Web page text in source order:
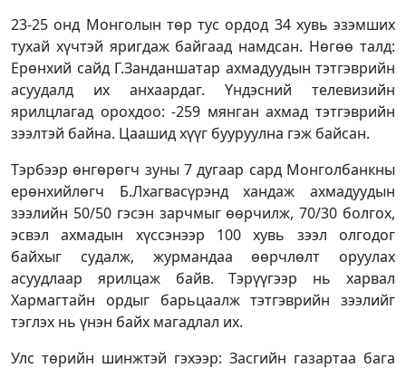
23-25 онд Монголын төр тус ордод 34 хувь эзэмших
тухай хүчтэй яригдаж байгаад намдсан. Нөгөө талд:
Ерөнхий сайд Г.Занданшатар ахмадуудын тэтгэврийн
асуудалд их анхаардаг. Үндэсний телевизийн
ярилцлагад орохдоо: -259 мянган ахмад тэтгэврийн
зээлтэй байна. Цаашид хүүг бууруулна гэж байсан.
Тэрбээр өнгөрөгч зуны 7 дугаар сард Монголбанкны
ерөнхийлөгч Б.Лхагвасүрэнд хандаж ахмадуудын
зээлийн 50/50 гэсэн зарчмыг өөрчилж, 70/30 болгох,
эсвэл ахмадын хүссэнээр 100 хувь зээл олгодог
байхыг судалж, журмандаа өөрчлөлт оруулах
асуудлаар ярилцаж байв. Тэрүүгээр нь харвал
Хармагтайн ордыг барьцаалж тэтгэврийн зээлийг
тэглэх нь үнэн байх магадлал их.
Улс төрийн шинжтэй гэхээр: Засгийн газартаа бага